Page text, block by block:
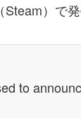
Steam）で
to